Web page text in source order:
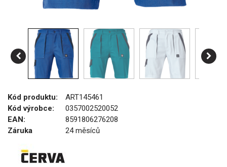
Kód produktu:
ART145461
Kód výrobce:
0357002520052
EAN:
8591806276208
Záruka
24 měsíců